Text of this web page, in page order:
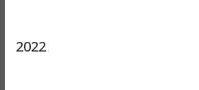
2022